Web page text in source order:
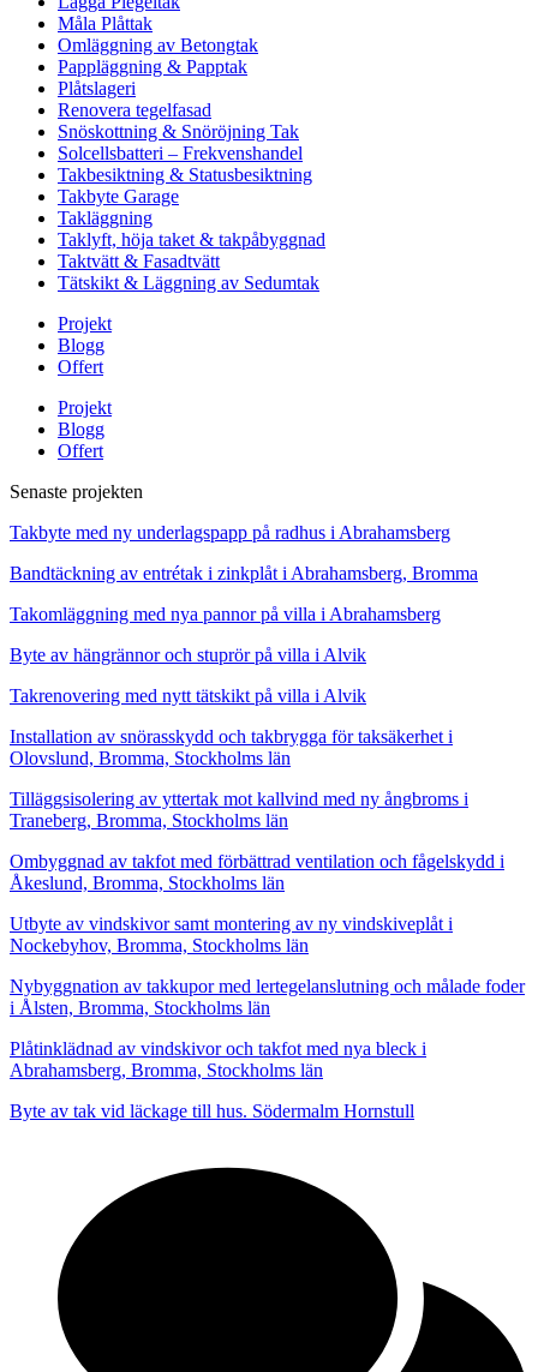
Måla Plåttak
Omläggning av Betongtak
Pappläggning & Papptak
Plåtslageri
Renovera tegelfasad
Snöskottning & Snöröjning Tak
Solcellsbatteri – Frekvenshandel
Takbesiktning & Statusbesiktning
Takbyte Garage
Takläggning
Taklyft, höja taket & takpåbyggnad
Taktvätt & Fasadtvätt
Tätskikt & Läggning av Sedumtak
Projekt
Blogg
Offert
Projekt
Blogg
Offert
Senaste projekten
Takbyte med ny underlagspapp på radhus i Abrahamsberg
Bandtäckning av entrétak i zinkplåt i Abrahamsberg, Bromma
Takomläggning med nya pannor på villa i Abrahamsberg
Byte av hängrännor och stuprör på villa i Alvik
Takrenovering med nytt tätskikt på villa i Alvik
Installation av snörasskydd och takbrygga för taksäkerhet i
Olovslund, Bromma, Stockholms län
Tilläggsisolering av yttertak mot kallvind med ny ångbroms i
Traneberg, Bromma, Stockholms län
Ombyggnad av takfot med förbättrad ventilation och fågelskydd i
Åkeslund, Bromma, Stockholms län
Utbyte av vindskivor samt montering av ny vindskiveplåt i
Nockebyhov, Bromma, Stockholms län
Nybyggnation av takkupor med lertegelanslutning och målade foder
i Ålsten, Bromma, Stockholms län
Plåtinklädnad av vindskivor och takfot med nya bleck i
Abrahamsberg, Bromma, Stockholms län
Byte av tak vid läckage till hus. Södermalm Hornstull